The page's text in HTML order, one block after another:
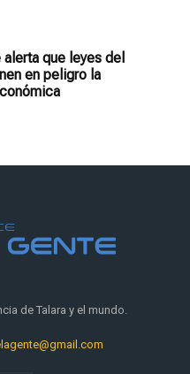
que leyes del
en peligro la
de Talara y el mundo.